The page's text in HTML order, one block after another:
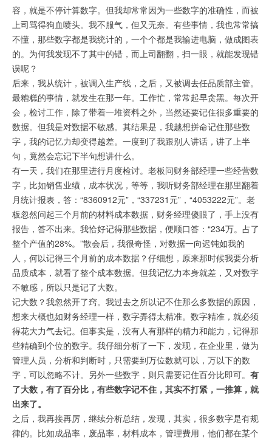
容，就是不停计算数字。但我却常常因为一些数字的准确性，而被
上司骂得狗血喷头。我不服气，但又无奈。有些事情，我也常常搞
不懂，那些数字都是我统计的，一个个都是我输进电脑，做成图表
的。为何我发现不了其中的错，而上司翻翻，扫一眼，就能发现错
误呢？
后来，我从统计，被调入生产线，之后，又被调去任品质部主管。
最糟糕的事情，就发生在那一年。工作忙，常常起早贪黑。每次开
会，检讨工作，除了带着一堆资料之外，当然还要记住很多重要的
数据。但我是对数据不敏感。其结果是，我越想拼命记住那些数
字，我的记忆力却变得越差。一度到了我跟别人讲话，讲了上半
句，竟然会忘记下半句想讲什么。
有一天，我们在那里进行月度检讨。老板问财务部经理一些经营数
字，比如销售业绩，成本状况，等等，我听财务部经理在那里翻着
月统计报表，答：“8360912元”，“337231元”，“4053222元”。老
板忽然问起三个月前的材料成本数据，财务经理傻眼了，手上没有
报告，答不出来。我恰好记得那些数据，便顺口答：“234万。占了
整个产值的28%。”散会后，我很奇怪，对数据一向迟钝如我的
人，何以记得三个月前的成本数据？仔细想，原来那时候我要分析
品质成本，就看了整个成本数据。但我记忆力本身就差，又对数字
不敏感，所以只是记了大数。
记大数？我忽然开了窍。我过去之所以记不住那么多数据的原因，
想来大概也如财务经理一样，数字弄得太精准。数字精准，就必须
得花大力气去记。但事实是，没有人有那样的精力和能力，记得那
些精确到个位的数字。我仔细分析了一下，发现，在企业里，做为
管理人员，分析和判断时，只需要到万位数就可以，万以下的数
字，可以忽略不计。另外一些数字，则只需要记住百分比即可。 有
了大数，有了百分比，有些数字记不住，其实不打紧，一推算，就
出来了。
之后，我再接再厉，继续分析总结，发现，其实，很多数字是有规
律的。比如成品率，废品率，材料成本，管理费用，他们都在某个